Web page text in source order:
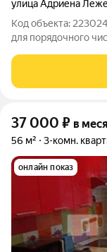
улица Адриена
Код объекта:
для порядочного
магазины, пвз,
соседи. Кандидаты
37 000 ₽ в
56 м² 3-комн.
онлайн показ